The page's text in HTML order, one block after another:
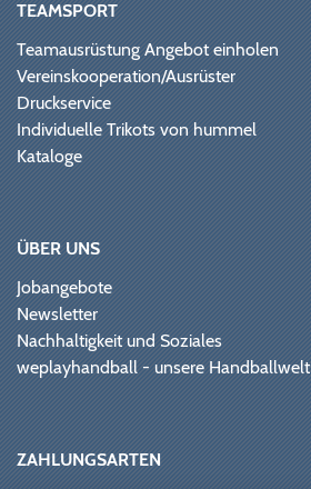
TEAMSPORT
Teamausrüstung Angebot einholen
Vereinskooperation/Ausrüster
Druckservice
Individuelle Trikots von hummel
Kataloge
ÜBER UNS
Jobangebote
Newsletter
Nachhaltigkeit und Soziales
weplayhandball - unsere Handballwelt
ZAHLUNGSARTEN